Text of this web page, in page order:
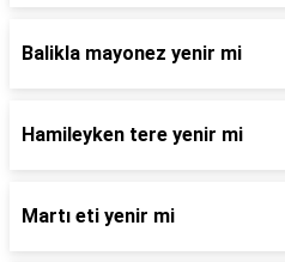
Balikla mayonez yenir mi
Hamileyken tere yenir mi
Martı eti yenir mi